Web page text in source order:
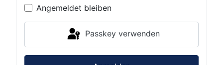
Angemeldet bleiben
Passkey verwenden